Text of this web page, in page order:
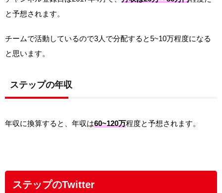
と予想されます。
チームで活動しているので3人で分配すると5~10万程度になる
と思います。
ステップの年収
年収に換算すると、年収は60~120万程度と予想されます。
ステップのTwitter